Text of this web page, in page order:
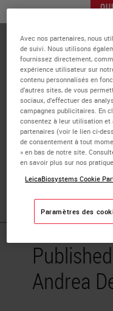
Diagnostics, a
Andrea De Biase has
Advanced Cell
Angeles, CA covering
joining our company,
time and Digital PCR
Scientific and
industry, he spent
environment where
projects that involved
variety of technical
in Biology from the
Andrea
Avec nos partenaires, nous
de suivi. Nous utilisons
fournissez directement,
expérience utilisateur sur
contenu personnalisés en
d’autres sites, de vous
sociaux, d’effectuer des
campagnes publicitaires. En
consentez à leur utilisation et
partenaires (voir le lien ci-
de consentement à tout
» en bas de notre site.
en savoir plus sur nos
LeicaBiosystems Cookie
Paramètres des